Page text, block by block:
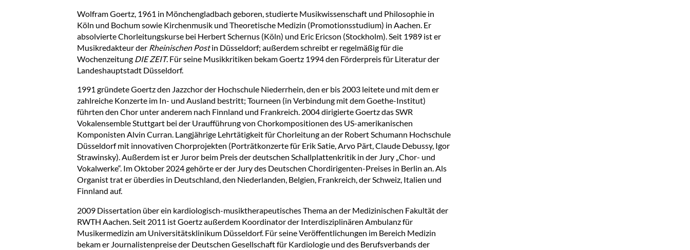
Wolfram Goertz, 1961 in Mönchengladbach geboren, studierte Musikwissenschaft und Philosophie in
Köln und Bochum sowie Kirchenmusik und Theoretische Medizin (Promotionsstudium) in Aachen. Er
absolvierte Chorleitungskurse bei Herbert Schernus (Köln) und Eric Ericson (Stockholm). Seit 1989 ist er
Musikredakteur der Rheinischen Postin Düsseldorf; außerdem schreibt er regelmäßig für die
Wochenzeitung DIE ZEIT. Für seine Musikkritiken bekam Goertz 1994 den Förderpreis für Literatur der
Landeshauptstadt Düsseldorf.
1991 gründete Goertz den Jazzchor der Hochschule Niederrhein, den er bis 2003 leitete und mit dem er
zahlreiche Konzerte im In- und Ausland bestritt; Tourneen (in Verbindung mit dem Goethe-Institut)
führten den Chor unter anderem nach Finnland und Frankreich. 2004 dirigierte Goertz das SWR
Vokalensemble Stuttgart bei der Uraufführung von Chorkompositionen des US-amerikanischen
Komponisten Alvin Curran. Langjährige Lehrtätigkeit für Chorleitung an der Robert Schumann Hochschule
Düsseldorf mit innovativen Chorprojekten (Porträtkonzerte für Erik Satie, Arvo Pärt, Claude Debussy, Igor
Strawinsky). Außerdem ist er Juror beim Preis der deutschen Schallplattenkritik in der Jury „Chor- und
Vokalwerke“. Im Oktober 2024 gehörte er der Jury des Deutschen Chordirigenten-Preises in Berlin an. Als
Organist trat er überdies in Deutschland, den Niederlanden, Belgien, Frankreich, der Schweiz, Italien und
Finnland auf.
2009 Dissertation über ein kardiologisch-musiktherapeutisches Thema an der Medizinischen Fakultät der
RWTH Aachen. Seit 2011 ist Goertz außerdem Koordinator der Interdisziplinären Ambulanz für
Musikermedizin am Universitätsklinikum Düsseldorf. Für seine Veröffentlichungen im Bereich Medizin
bekam er Journalistenpreise der Deutschen Gesellschaft für Kardiologie und des Berufsverbands der